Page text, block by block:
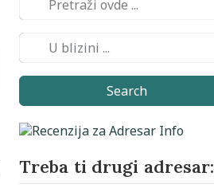
Search
Treba ti drugi adresar: